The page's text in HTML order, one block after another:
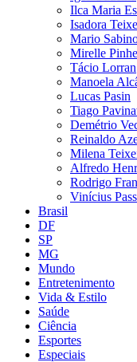
Ilca Maria
Isadora
Mario
Mirelle
Tácio Lorran
Manoela
Lucas Pasin
Tiago
Demétrio
Reinaldo
Milena
Alfredo
Rodrigo
Vinícius
Brasil
DF
SP
MG
Mundo
Entretenimento
Vida & Estilo
Saúde
Ciência
Esportes
Especiais